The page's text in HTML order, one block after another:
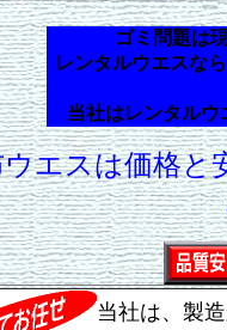
ゴミ問題は
レンタルウエスな
当社はレンタルウ
エスは価格と
当社は、製